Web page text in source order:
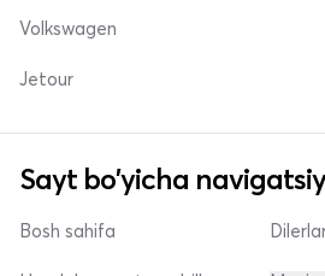
Volkswagen
Jetour
Sayt bo'yicha
Bosh sahifa